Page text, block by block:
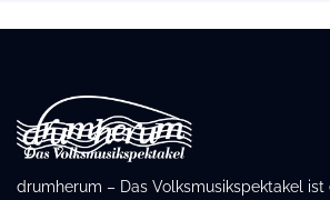
drumherum – Das Volksmusikspektakel ist